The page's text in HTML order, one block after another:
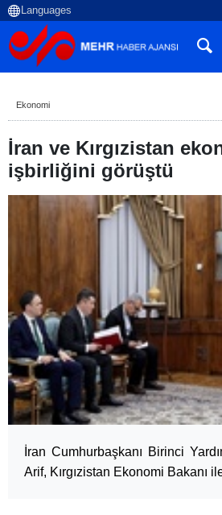
Ekonomi
İran ve Kırgızistan
işbirliğini görüştü
İran Cumhurbaşkanı Birinci
Arif, Kırgızistan Ekonomi Bakanı